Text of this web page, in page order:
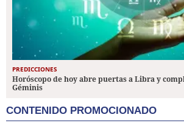
PREDICCIONES
Horóscopo de hoy abre puertas a Libra y
Géminis
CONTENIDO PROMOCIONADO